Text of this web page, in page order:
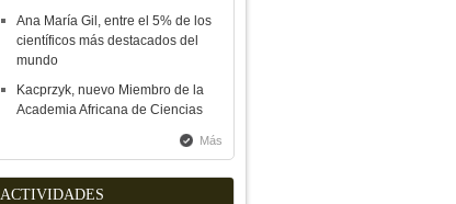
Ana María Gil, entre el 5% de los
científicos más destacados del
mundo
Kacprzyk, nuevo Miembro de la
Academia Africana de Ciencias
Más
ACTIVIDADES